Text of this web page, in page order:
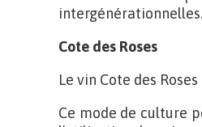
intergénérationnelles.
Cote des Roses
Le vin Cote des
Ce mode de culture